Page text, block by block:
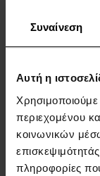
Συναίνεση
Αυτή η
περιεχομένου
κοινωνικών
πληροφορίες
Nubeo NB-6090-
9 - Ανδρικό ρολόι
ΡΟΛΟΓΙΑ -
Η αποστολή θα